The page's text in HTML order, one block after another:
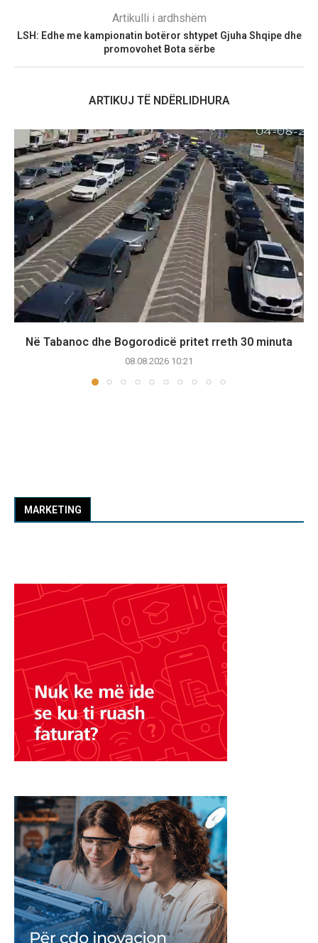
Artikulli i ardhshëm
LSH: Edhe me kampionatin botëror shtypet Gjuha Shqipe dhe
promovohet Bota sërbe
ARTIKUJ TË NDËRLIDHURA
Në Tabanoc dhe Bogorodicë pritet rreth 30 minuta
08.08.2026 10:21
MARKETING